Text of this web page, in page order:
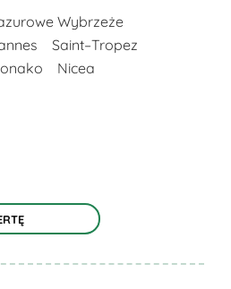
Wybrzeże
Saint–Tropez
Nicea